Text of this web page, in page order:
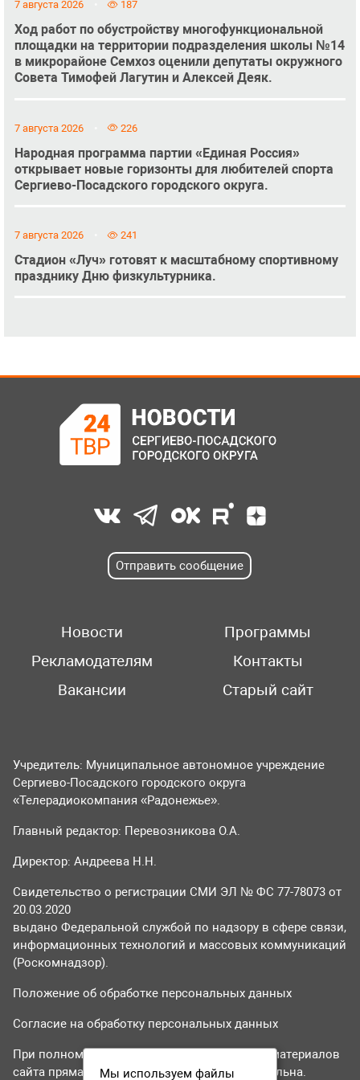
7 августа 2026 187
Ход работ по обустройству многофункциональной
площадки на территории подразделения школы №14
в микрорайоне Семхоз оценили депутаты окружного
Совета Тимофей Лагутин и Алексей Деяк.
7 августа 2026 226
Народная программа партии «Единая Россия»
открывает новые горизонты для любителей спорта
Сергиево-Посадского городского округа.
7 августа 2026 241
Стадион «Луч» готовят к масштабному спортивному
празднику Дню физкультурника.
Отправить сообщение
Новости
Программы
Рекламодателям
Контакты
Вакансии
Старый сайт
Учредитель: Муниципальное автономное учреждение
Сергиево-Посадского городского округа
«Телерадиокомпания «Радонежье».
Главный редактор: Перевозникова О.А.
Директор: Андреева Н.Н.
Свидетельство о регистрации СМИ ЭЛ № ФС 77-78073 от
20.03.2020
выдано Федеральной службой по надзору в сфере связи,
информационных технологий и массовых коммуникаций
(Роскомнадзор).
Положение об обработке персональных данных
Согласие на обработку персональных данных
При полном или частичном использовании материалов
сайта прямая гиперссылка на tvr24.tv обязательна.
Мы используем файлы